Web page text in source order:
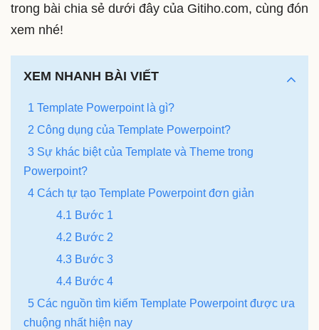
trong bài chia sẻ dưới đây của Gitiho.com, cùng đón
xem nhé!
XEM NHANH BÀI VIẾT
1 Template Powerpoint là gì?
2 Công dụng của Template Powerpoint?
3 Sự khác biệt của Template và Theme trong
Powerpoint?
4 Cách tự tạo Template Powerpoint đơn giản
4.1 Bước 1
4.2 Bước 2
4.3 Bước 3
4.4 Bước 4
5 Các nguồn tìm kiếm Template Powerpoint được ưa
chuộng nhất hiện nay